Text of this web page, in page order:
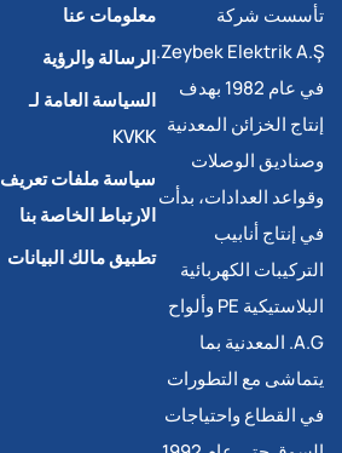
تأسست شركة
Zeybek Elektrik A.Ş.
في عام 1982 بهدف
إنتاج الخزائن المعدنية
وصناديق الوصلات
وقواعد العدادات، بدأت
في إنتاج أنابيب
التركيبات الكهربائية
البلاستيكية PE وألواح
A.G. المعدنية بما
يتماشى مع التطورات
في القطاع واحتياجات
معلومات عنا
الرسالة والرؤية
السياسة العامة لـ
KVKK
سياسة ملفات تعريف
الارتباط الخاصة بنا
تطبيق مالك البيانات